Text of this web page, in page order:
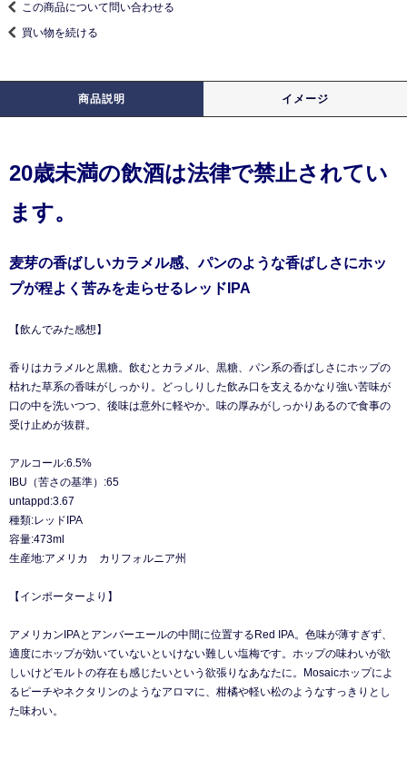
この商品について問い合わせる
買い物を続ける
商品説明 イメージ
20歳未満の飲酒は法律で禁止されてい
ます。
麦芽の香ばしいカラメル感、パンのような香ばしさにホッ
プが程よく苦みを走らせるレッドIPA
【飲んでみた感想】
香りはカラメルと黒糖。飲むとカラメル、黒糖、パン系の香ばしさにホップの
枯れた草系の香味がしっかり。どっしりした飲み口を支えるかなり強い苦味が
口の中を洗いつつ、後味は意外に軽やか。味の厚みがしっかりあるので食事の
受け止めが抜群。
アルコール:6.5%
IBU（苦さの基準）:65
untappd:3.67
種類:レッドIPA
容量:473ml
生産地:アメリカ カリフォルニア州
【インポーターより】
アメリカンIPAとアンバーエールの中間に位置するRed IPA。色味が薄すぎず、
適度にホップが効いていないといけない難しい塩梅です。ホップの味わいが欲
しいけどモルトの存在も感じたいという欲張りなあなたに。Mosaicホップによ
るピーチやネクタリンのようなアロマに、柑橘や軽い松のようなすっきりとし
た味わい。